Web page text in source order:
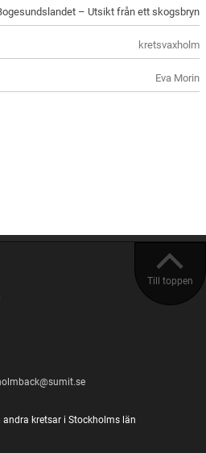
– Utsikt från ett skogsbryn
kretsvaxholm
Eva Morin
Till toppen
andra kretsar i Stockholms län